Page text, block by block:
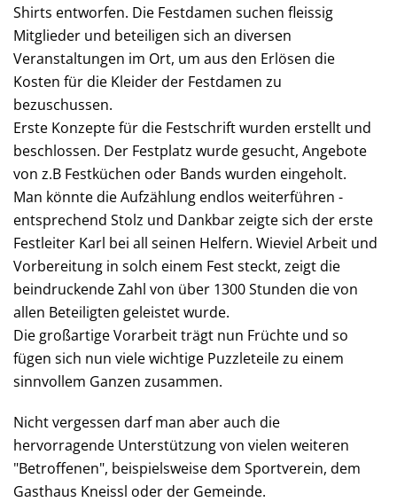
Shirts entworfen. Die Festdamen suchen fleissig
Mitglieder und beteiligen sich an diversen
Veranstaltungen im Ort, um aus den Erlösen die
Kosten für die Kleider der Festdamen zu
bezuschussen.
Erste Konzepte für die Festschrift wurden erstellt und
beschlossen. Der Festplatz wurde gesucht, Angebote
von z.B Festküchen oder Bands wurden eingeholt.
Man könnte die Aufzählung endlos weiterführen -
entsprechend Stolz und Dankbar zeigte sich der erste
Festleiter Karl bei all seinen Helfern. Wieviel Arbeit und
Vorbereitung in solch einem Fest steckt, zeigt die
beindruckende Zahl von über 1300 Stunden die von
allen Beteiligten geleistet wurde.
Die großartige Vorarbeit trägt nun Früchte und so
fügen sich nun viele wichtige Puzzleteile zu einem
sinnvollem Ganzen zusammen.
Nicht vergessen darf man aber auch die
hervorragende Unterstützung von vielen weiteren
"Betroffenen", beispielsweise dem Sportverein, dem
Gasthaus Kneissl oder der Gemeinde.